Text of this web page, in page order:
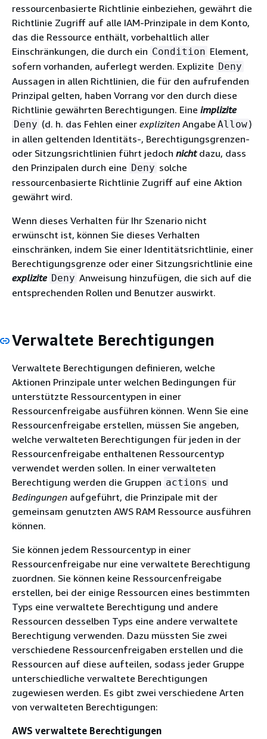
ressourcenbasierte Richtlinie einbeziehen, gewährt die
Richtlinie Zugriff auf alle IAM-Prinzipale in dem Konto,
das die Ressource enthält, vorbehaltlich aller
Einschränkungen, die durch ein Condition Element,
sofern vorhanden, auferlegt werden. Explizite Deny
Aussagen in allen Richtlinien, die für den aufrufenden
Prinzipal gelten, haben Vorrang vor den durch diese
Richtlinie gewährten Berechtigungen. Eine implizite
Deny (d. h. das Fehlen einer expliziten Angabe Allow)
in allen geltenden Identitäts-, Berechtigungsgrenzen-
oder Sitzungsrichtlinien führt jedoch nichtdazu, dass
den Prinzipalen durch eine Deny solche
ressourcenbasierte Richtlinie Zugriff auf eine Aktion
gewährt wird.
Wenn dieses Verhalten für Ihr Szenario nicht
erwünscht ist, können Sie dieses Verhalten
einschränken, indem Sie einer Identitätsrichtlinie, einer
Berechtigungsgrenze oder einer Sitzungsrichtlinie eine
explizite Deny Anweisung hinzufügen, die sich auf die
entsprechenden Rollen und Benutzer auswirkt.
Verwaltete Berechtigungen
Verwaltete Berechtigungen definieren, welche
Aktionen Prinzipale unter welchen Bedingungen für
unterstützte Ressourcentypen in einer
Ressourcenfreigabe ausführen können. Wenn Sie eine
Ressourcenfreigabe erstellen, müssen Sie angeben,
welche verwalteten Berechtigungen für jeden in der
Ressourcenfreigabe enthaltenen Ressourcentyp
verwendet werden sollen. In einer verwalteten
Berechtigung werden die Gruppen actions und
Bedingungen aufgeführt, die Prinzipale mit der
gemeinsam genutzten AWS RAM Ressource ausführen
können.
Sie können jedem Ressourcentyp in einer
Ressourcenfreigabe nur eine verwaltete Berechtigung
zuordnen. Sie können keine Ressourcenfreigabe
erstellen, bei der einige Ressourcen eines bestimmten
Typs eine verwaltete Berechtigung und andere
Ressourcen desselben Typs eine andere verwaltete
Berechtigung verwenden. Dazu müssten Sie zwei
verschiedene Ressourcenfreigaben erstellen und die
Ressourcen auf diese aufteilen, sodass jeder Gruppe
unterschiedliche verwaltete Berechtigungen
zugewiesen werden. Es gibt zwei verschiedene Arten
von verwalteten Berechtigungen:
AWS verwaltete Berechtigungen